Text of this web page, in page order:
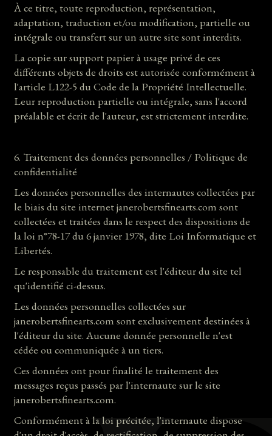
À ce titre, toute reproduction, représentation,
adaptation, traduction et/ou modification, partielle ou
intégrale ou transfert sur un autre site sont interdits.
La copie sur support papier à usage privé de ces
différents objets de droits est autorisée conformément à
l'article L122-5 du Code de la Propriété Intellectuelle.
Leur reproduction partielle ou intégrale, sans l'accord
préalable et écrit de l'auteur, est strictement interdite.
6. Traitement des données personnelles / Politique de
confidentialité
Les données personnelles des internautes collectées par
le biais du site internet janerobertsfinearts.com sont
collectées et traitées dans le respect des dispositions de
la loi n°78-17 du 6 janvier 1978, dite Loi Informatique et
Libertés.
Le responsable du traitement est l'éditeur du site tel
qu'identifié ci-dessus.
Les données personnelles collectées sur
janerobertsfinearts.com sont exclusivement destinées à
l'éditeur du site. Aucune donnée personnelle n'est
cédée ou communiquée à un tiers.
Ces données ont pour finalité le traitement des
messages reçus passés par l'internaute sur le site
janerobertsfinearts.com.
Conformément à la loi précitée, l'internaute dispose